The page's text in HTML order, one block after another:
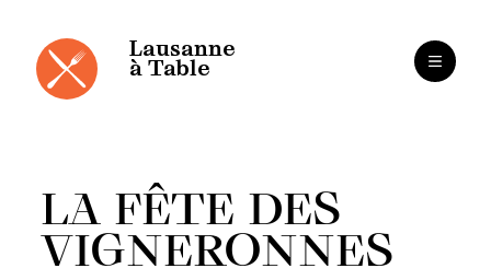
contenu
Lausanne
à Table
LA FÊTE DES
VIGNERONNES